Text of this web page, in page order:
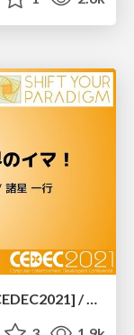
withコロナに見るXR業界のイマ！ [CEDEC2021] / XR NOW CEDEC2021